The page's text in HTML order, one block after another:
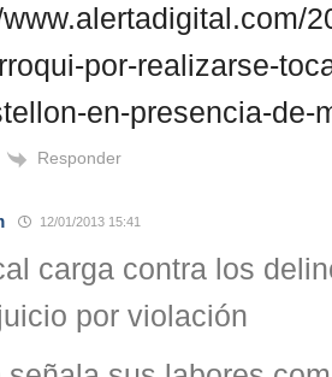
por-realizarse-
en-presencia-de-
Responder
12/01/2013 15:41
carga contra los
por violación